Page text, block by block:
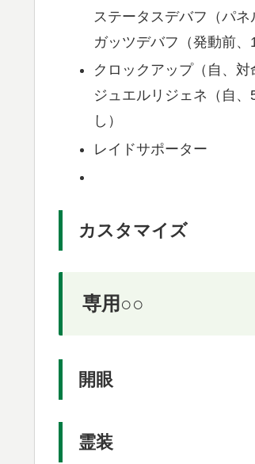
ステータスデバフ（パネ
ガッツデバフ（発動前、
クロックアップ（自、対
ジュエルリジェネ（自
し）
レイドサポーター
カスタマイズ
専用○○
開眼
霊装